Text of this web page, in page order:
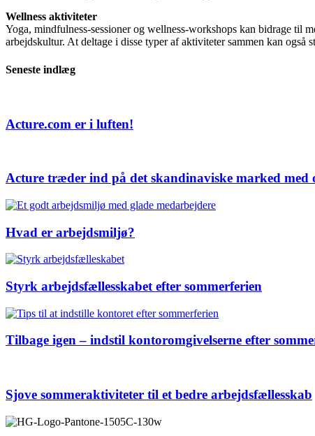
Wellness aktiviteter
Yoga, mindfulness-sessioner og wellness-workshops kan bidrage til
arbejdskultur. At deltage i disse typer af aktiviteter sammen kan
Seneste indlæg
Acture.com er i luften!
Acture træder ind på det skandinaviske marked med
Hvad er arbejdsmiljø?
Styrk arbejdsfællesskabet efter sommerferien
Tilbage igen – indstil kontoromgivelserne efter
Sjove sommeraktiviteter til et bedre arbejdsfællesskab